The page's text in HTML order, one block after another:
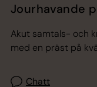
Jourhavande
Akut samtals- och
med en präst på
Chatt